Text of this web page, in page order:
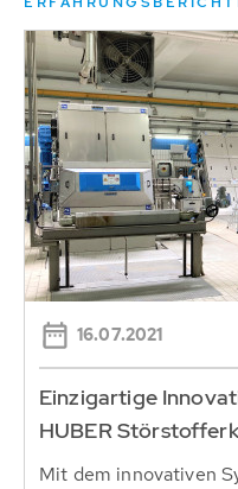
16.07.2021
Einzigartige
HUBER
Mit dem innovativen